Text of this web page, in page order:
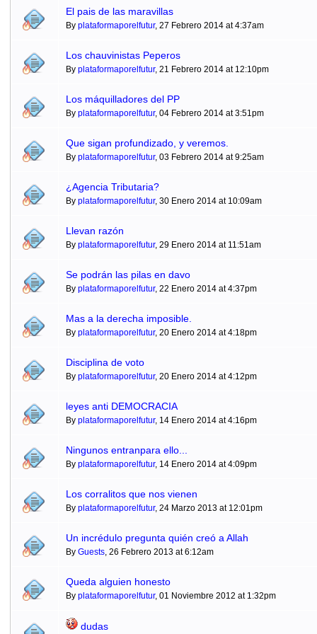
El pais de las maravillas
By plataformaporelfutur, 27 Febrero 2014 at 4:37am
Los chauvinistas Peperos
By plataformaporelfutur, 21 Febrero 2014 at 12:10pm
Los máquilladores del PP
By plataformaporelfutur, 04 Febrero 2014 at 3:51pm
Que sigan profundizado, y veremos.
By plataformaporelfutur, 03 Febrero 2014 at 9:25am
¿Agencia Tributaria?
By plataformaporelfutur, 30 Enero 2014 at 10:09am
Llevan razón
By plataformaporelfutur, 29 Enero 2014 at 11:51am
Se podrán las pilas en davo
By plataformaporelfutur, 22 Enero 2014 at 4:37pm
Mas a la derecha imposible.
By plataformaporelfutur, 20 Enero 2014 at 4:18pm
Disciplina de voto
By plataformaporelfutur, 20 Enero 2014 at 4:12pm
leyes anti DEMOCRACIA
By plataformaporelfutur, 14 Enero 2014 at 4:16pm
Ningunos entranpara ello...
By plataformaporelfutur, 14 Enero 2014 at 4:09pm
Los corralitos que nos vienen
By plataformaporelfutur, 24 Marzo 2013 at 12:01pm
Un incrédulo pregunta quién creó a Allah
By Guests, 26 Febrero 2013 at 6:12am
Queda alguien honesto
By plataformaporelfutur, 01 Noviembre 2012 at 1:32pm
dudas